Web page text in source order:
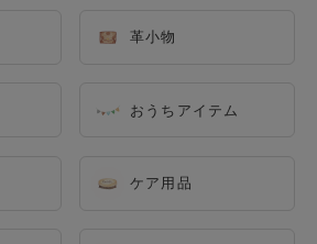
革小物
おうちアイテム
ケア用品